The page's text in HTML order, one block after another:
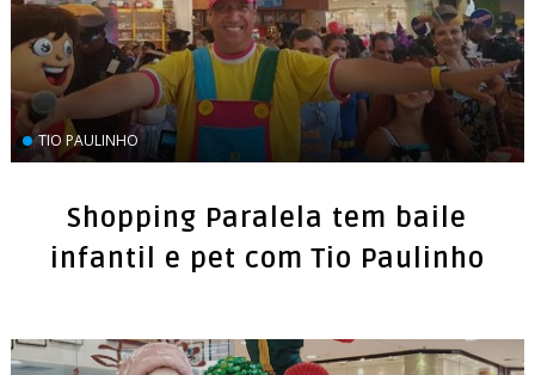
TIO PAULINHO
Shopping Paralela tem baile
infantil e pet com Tio Paulinho